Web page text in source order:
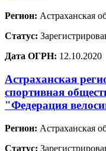
Регион: Астраханская
Статус:
Дата ОГРН: 12.10.2020
Астраханская
спортивная
"Федерация
Регион: Астраханская
Статус: